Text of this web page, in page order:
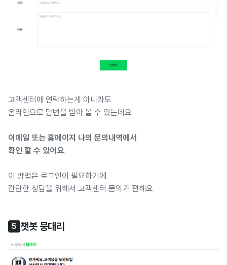
고객센터에 연락하는게 아니라도
온라인으로 답변을 받아 볼 수 있는데요.
이메일 또는 홈페이지 나의 문의내역에서
확인 할 수 있어요.
이 방법은 로그인이 필요하기에
간단한 상담을 위해서 고객센터 문의가 편해요.
5 챗봇 뭉대리